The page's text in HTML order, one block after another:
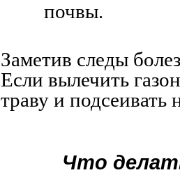
почвы.
Заметив следы
Если вылечить
траву и
Что